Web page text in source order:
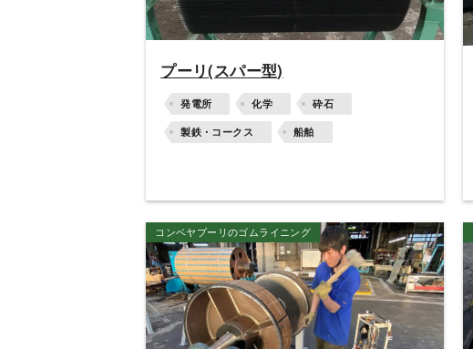
プーリ(スパー型)
発電所 化学 砕石
製鉄・コークス 船舶
コンベヤプーリのゴムライニング